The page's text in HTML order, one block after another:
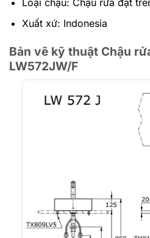
Xuất xứ: Indonesia
Bản vẽ kỹ thuật Chậu
LW572JW/F